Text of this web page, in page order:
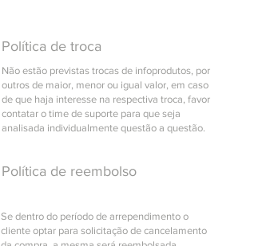
Política de troca
Não estão previstas trocas de infoprodutos, por
outros de maior, menor ou igual valor, em caso
de que haja interesse na respectiva troca, favor
contatar o time de suporte para que seja
analisada individualmente questão a questão.
Política de reembolso
Se dentro do período de arrependimento o
cliente optar para solicitação de cancelamento